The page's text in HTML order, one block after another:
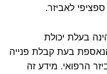
לאביזר.
בעלת יכולת
בעת קבלת פנייה
הרפואי. מידע זה